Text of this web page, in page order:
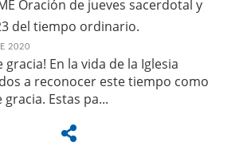
Oración de jueves sacerdotal y
del tiempo ordinario.
2020
gracia! En la vida de la Iglesia
a reconocer este tiempo como
Estas pa...